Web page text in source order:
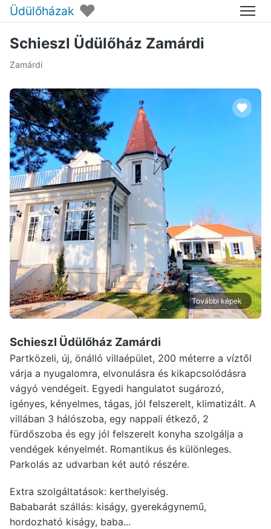
Üdülőházak ♥ Menü
Schieszl Üdülőház Zamárdi
Zamárdi
További képek
Schieszl Üdülőház Zamárdi
Partközeli, új, önálló villaépület, 200 méterre a víztől
várja a nyugalomra, elvonulásra és kikapcsolódásra
vágyó vendégeit. Egyedi hangulatot sugározó,
igényes, kényelmes, tágas, jól felszerelt, klimatizált. A
villában 3 hálószoba, egy nappali étkező, 2
fürdőszoba és egy jól felszerelt konyha szolgálja a
vendégek kényelmét. Romantikus és különleges.
Parkolás az udvarban két autó részére.
Extra szolgáltatások: kerthelyiség.
Bababarát szállás: kiságy, gyerekágynemű,
hordozható kiságy, baba...